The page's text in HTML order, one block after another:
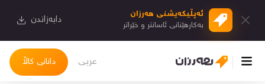
ئەپڵیكەیشنی هەرزان
بەكارهێنانی ئاسانتر و خێراتر دابەزاندن
دانانی کاڵا عربی